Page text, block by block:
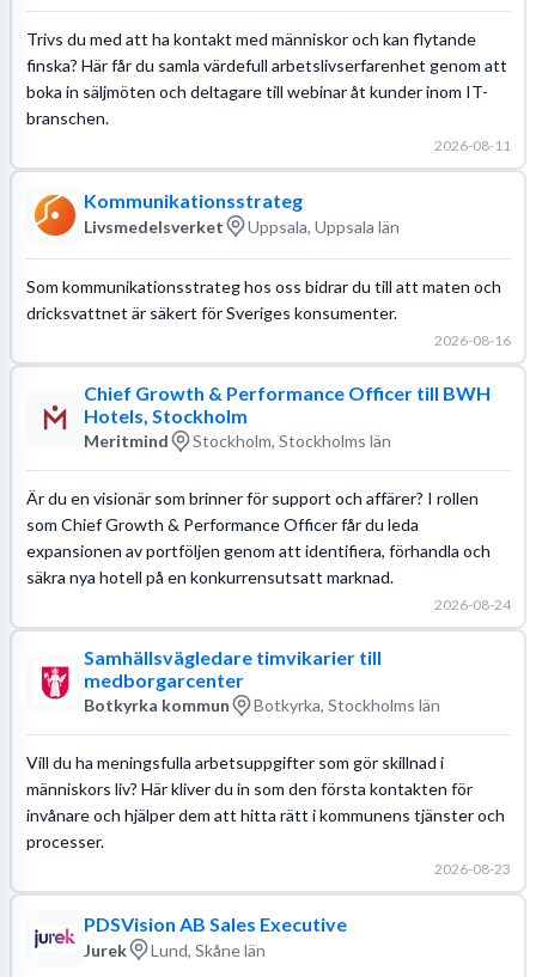
Trivs du med att ha kontakt med människor och kan flytande
finska? Här får du samla värdefull arbetslivserfarenhet genom att
boka in säljmöten och deltagare till webinar åt kunder inom IT-
branschen.
2026-08-11
Kommunikationsstrateg
Livsmedelsverket Uppsala, Uppsala län
Som kommunikationsstrateg hos oss bidrar du till att maten och
dricksvattnet är säkert för Sveriges konsumenter.
2026-08-16
Chief Growth & Performance Officer till BWH
Hotels, Stockholm
Meritmind Stockholm, Stockholms län
Är du en visionär som brinner för support och affärer? I rollen
som Chief Growth & Performance Officer får du leda
expansionen av portföljen genom att identifiera, förhandla och
säkra nya hotell på en konkurrensutsatt marknad.
2026-08-24
Samhällsvägledare timvikarier till
medborgarcenter
Botkyrka kommun Botkyrka, Stockholms län
Vill du ha meningsfulla arbetsuppgifter som gör skillnad i
människors liv? Här kliver du in som den första kontakten för
invånare och hjälper dem att hitta rätt i kommunens tjänster och
processer.
2026-08-23
PDSVision AB Sales Executive
Jurek Lund, Skåne län